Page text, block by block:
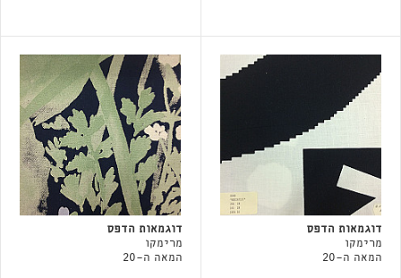
דוגמאות הדפס
מרימקו
המאה ה-20
דוגמאות הדפס
מרימקו
המאה ה-20